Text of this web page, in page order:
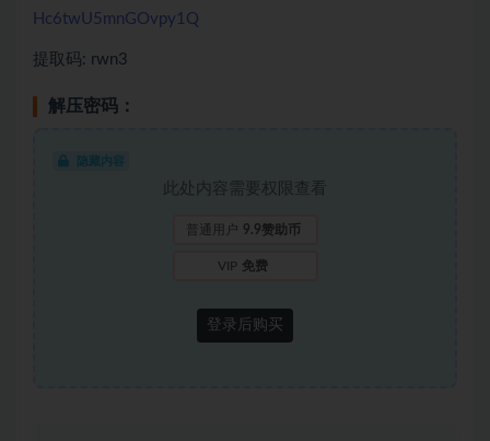
Hc6twU5mnGOvpy1Q
提取码: rwn3
解压密码：
隐藏内容
此处内容需要权限查看
普通用户 9.9赞助币
VIP 免费
登录后购买